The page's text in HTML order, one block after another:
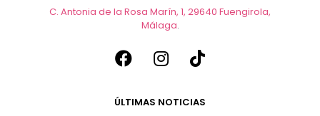
C. Antonia de la Rosa Marín, 1, 29640 Fuengirola,
Málaga.
ÚLTIMAS NOTICIAS